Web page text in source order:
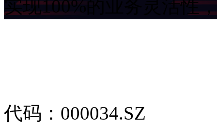
实现100%的业务灵活性
代码：000034.SZ